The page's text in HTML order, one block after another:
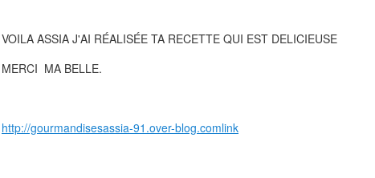
VOILA ASSIA J'AI RÉALISÉE TA RECETTE QUI EST DELICIEUSE
MERCI MA BELLE.
http://gourmandisesassia-91.over-blog.comlink